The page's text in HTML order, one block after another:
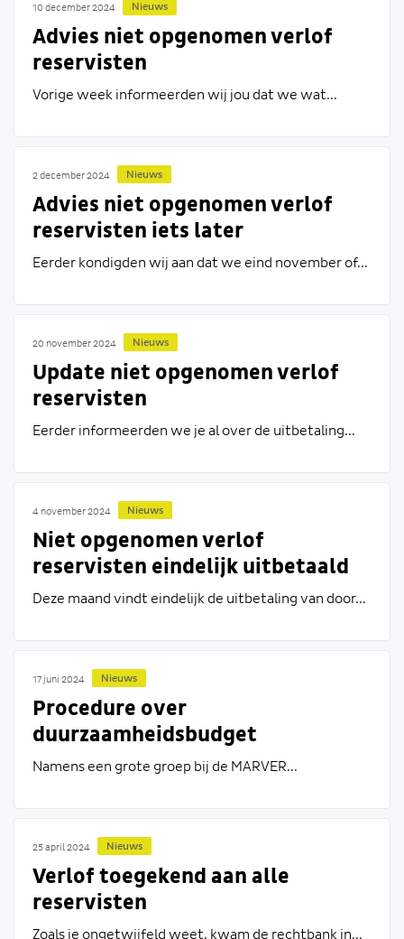
10 december 2024 Nieuws
Advies niet opgenomen verlof
reservisten
Vorige week informeerden wij jou dat we wat...
2 december 2024 Nieuws
Advies niet opgenomen verlof
reservisten iets later
Eerder kondigden wij aan dat we eind november of...
20 november 2024 Nieuws
Update niet opgenomen verlof
reservisten
Eerder informeerden we je al over de uitbetaling...
4 november 2024 Nieuws
Niet opgenomen verlof
reservisten eindelijk uitbetaald
Deze maand vindt eindelijk de uitbetaling van door...
17 juni 2024 Nieuws
Procedure over
duurzaamheidsbudget
reservisten van start
Namens een grote groep bij de MARVER...
25 april 2024 Nieuws
Verlof toegekend aan alle
reservisten
Zoals je ongetwijfeld weet, kwam de rechtbank in...